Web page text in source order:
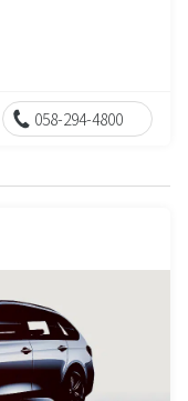
058-294-4800